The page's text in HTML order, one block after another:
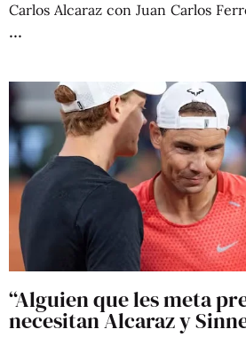
Carlos Alcaraz con Juan Carlos
“Alguien que les meta
necesitan Alcaraz y